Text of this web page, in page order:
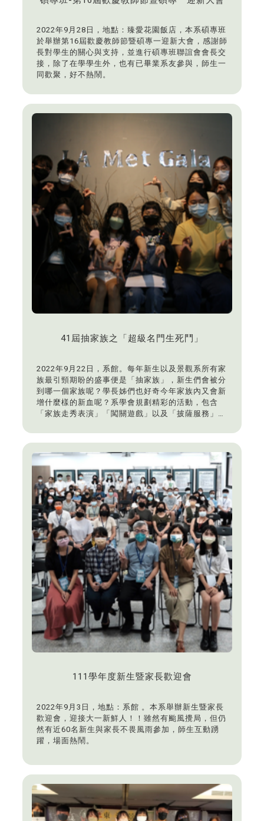
2022年9月28日，地點：臻愛花園飯店，本系碩專班
於舉辦第16屆歡慶教師節暨碩專一迎新大會，感謝師
長對學生的關心與支持，並進行碩專班聯誼會會長交
接，除了在學學生外，也有已畢業系友參與，師生一
同歡聚，好不熱鬧。
41屆抽家族之「超級名門生死鬥」
2022年9月22日，系館。每年新生以及景觀系所有家
族最引頸期盼的盛事便是「抽家族」，新生們會被分
到哪一個家族呢？學長姊們也好奇今年家族內又會新
增什麼樣的新血呢？系學會規劃精彩的活動，包含
「家族走秀表演」「闖關遊戲」以及「披薩服務」，
111學年度新生暨家長歡迎會
2022年9月3日，地點：系館 。本系舉辦新生暨家長
歡迎會，迎接大一新鮮人！！雖然有颱風攪局，但仍
然有近60名新生與家長不畏風雨參加，師生互動踴
躍，場面熱鬧。